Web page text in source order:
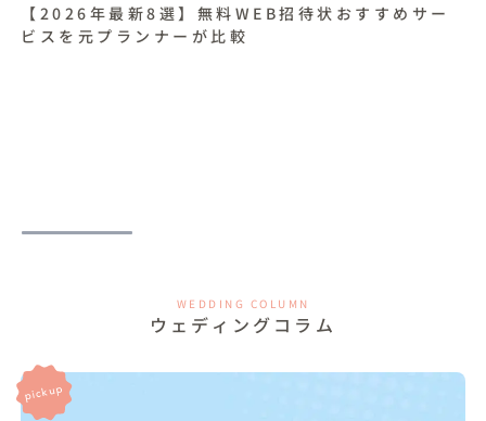
【2026年最新8選】無料WEB招待状おすすめサー
ビスを元プランナーが比較
WEDDING COLUMN
ウェディングコラム